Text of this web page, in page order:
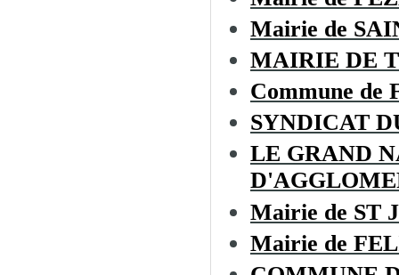
Mairie de
MAIRIE DE
Commune de
SYNDICAT
LE GRAND
Mairie de ST
Mairie de